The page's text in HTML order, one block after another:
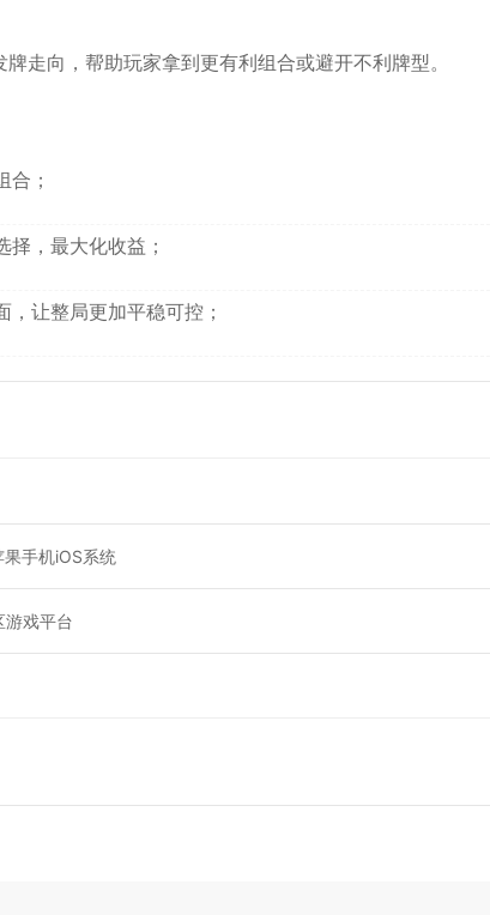
走向，帮助玩家拿到更有利组合或避开不利牌型。
；
择，最大化收益；
，让整局更加平稳可控；
手机iOS系统
游戏平台